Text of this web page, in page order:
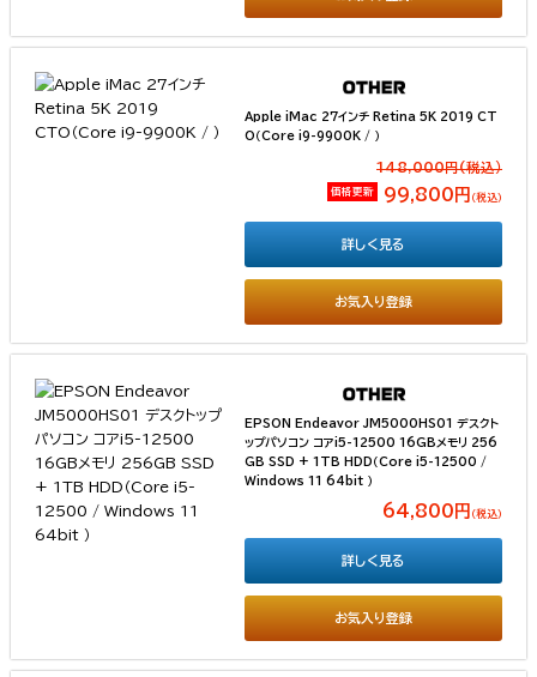
Apple iMac 27インチ Retina 5K 2019 CT
O（Core i9-9900K / ）
148,000円(税込）
価格更新 99,800円 （税込）
お気入り登録
詳しく見る
EPSON Endeavor JM5000HS01 デスクト
ップパソコン コアi5-12500 16GBメモリ 256
GB SSD + 1TB HDD（Core i5-12500 /
Windows 11 64bit ）
64,800円 （税込）
お気入り登録
詳しく見る